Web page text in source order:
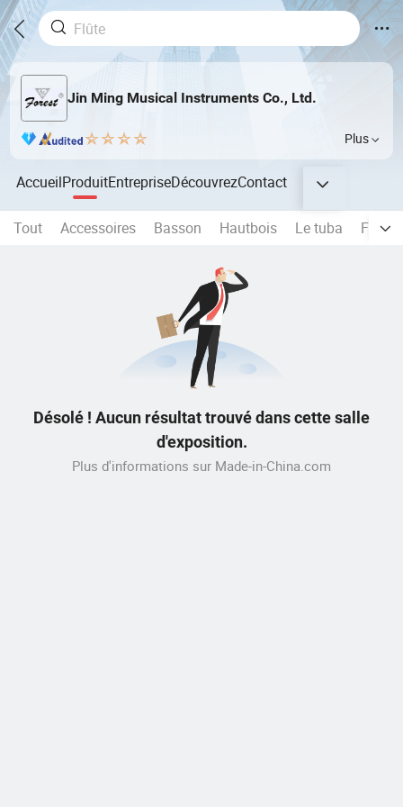
Jin Ming Musical Instruments Co., Ltd.
Plus
AccueilProduitEntrepriseDécouvrezContact
Tout Accessoires Basson Hautbois Le tuba
Désolé ! Aucun résultat trouvé dans cette salle
d'exposition.
Plus d'informations sur Made-in-China.com